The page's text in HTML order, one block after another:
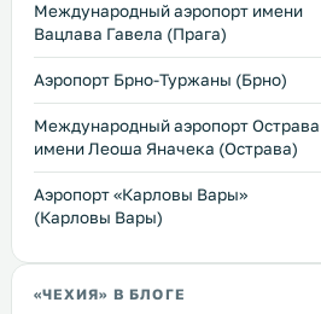
≈ 17 $
Апартаменты Maršík с открытой
планировкой находятся в 100
метрах от железнодорожного и
автобусного вокзала города
Наход. К услугам гостей
бесплатный WiFi, мини-кухня,
телевизор, гостиный уголок и
ванная комната с ванной. .
Перейти →
Международный аэропорт имени
Вацлава Гавела (Прага)
Аэропорт Брно-Туржаны (Брно)
Международный аэропорт Острава
имени Леоша Яначека (Острава)
Аэропорт «Карловы Вары»
(Карловы Вары)
«ЧЕХИЯ» В БЛОГЕ